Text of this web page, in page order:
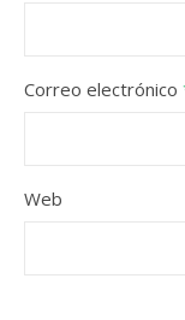
Correo electrónico
Web